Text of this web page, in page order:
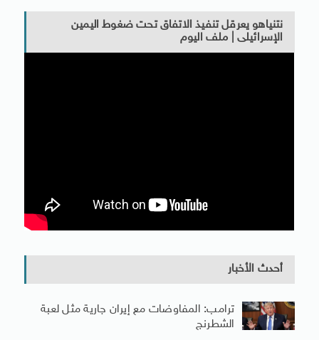
نتنياهو يعرقل تنفيذ الاتفاق تحت ضغوط اليمين
الإسرائيلى | ملف اليوم
أحدث الأخبار
ترامب: المفاوضات مع إيران جارية مثل لعبة
الشطرنج